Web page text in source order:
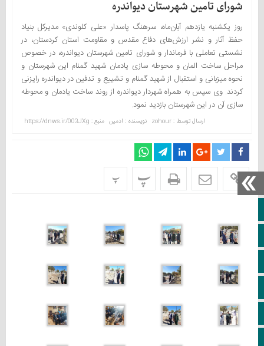
ویژه خبری
اپلیکیشن سایت
سروش
شورای تامین شهرستان دیواندره
روز یکشنبه یازدهم آبان‌ماه، سرهنگ پاسدار «علی کلوندی» مدیرکل بنیاد
حفظ آثار و نشر ارزش‌های دفاع مقدس و مقاومت استان کردستان، در
نشستی تعاملی با فرماندار و شورای تامین شهرستان دیواندره، در خصوص
مراحل ساخت المان و محوطه سازی یادمان شهید گمنام این شهرستان و
نحوه میزبانی و استقبال از شهید گمنام و تشییع و تدفین در دیواندره رایزنی
کردند. وی سپس به همراه شهردار دیواندره از روند ساخت یادمان و محوطه
سازی آن در این شهرستان بازدید نمود.
ارسال توسط : zohour نویسنده : ادمین منبع : https://dnws.ir/003JXg
پ پ